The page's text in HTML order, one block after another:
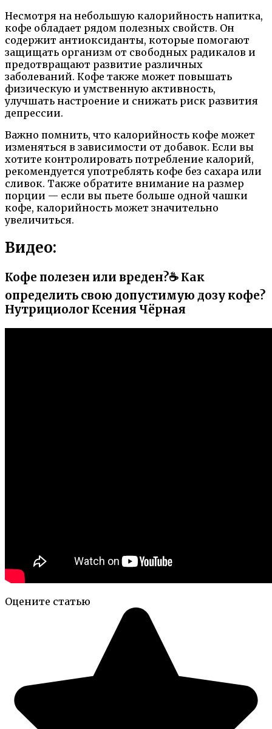
Несмотря на небольшую калорийность напитка,
кофе обладает рядом полезных свойств. Он
содержит антиоксиданты, которые помогают
защищать организм от свободных радикалов и
предотвращают развитие различных
заболеваний. Кофе также может повышать
физическую и умственную активность,
улучшать настроение и снижать риск развития
депрессии.
Важно помнить, что калорийность кофе может
изменяться в зависимости от добавок. Если вы
хотите контролировать потребление калорий,
рекомендуется употреблять кофе без сахара или
сливок. Также обратите внимание на размер
порции — если вы пьете больше одной чашки
кофе, калорийность может значительно
увеличиться.
Видео:
Кофе полезен или вреден?☕️ Как
определить свою допустимую дозу кофе?
Нутрициолог Ксения Чёрная
Оцените статью